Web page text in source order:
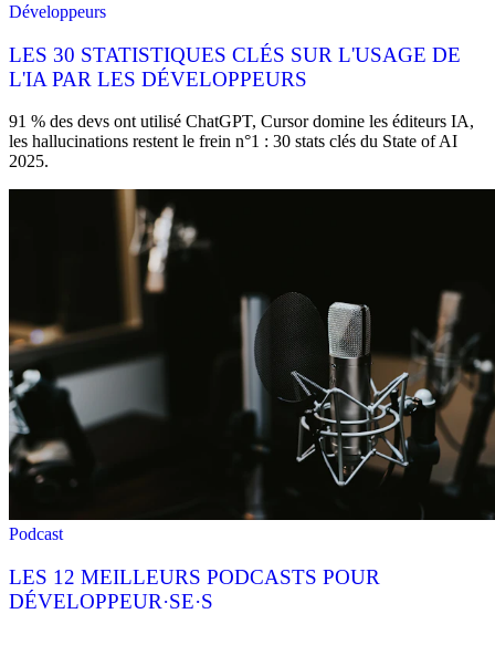
Développeurs
LES 30 STATISTIQUES CLÉS SUR L'USAGE DE
L'IA PAR LES DÉVELOPPEURS
91 % des devs ont utilisé ChatGPT, Cursor domine les éditeurs IA,
les hallucinations restent le frein n°1 : 30 stats clés du State of AI
2025.
Podcast
LES 12 MEILLEURS PODCASTS POUR
DÉVELOPPEUR·SE·S